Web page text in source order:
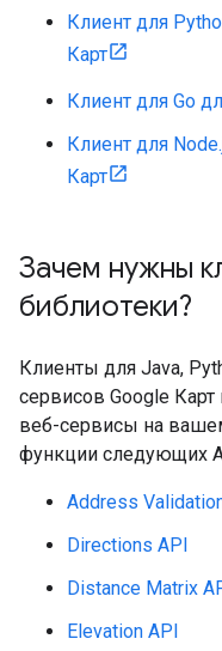
Клиент для
Карт
Клиент для Go
Клиент для
Карт
Зачем нужны
библиотеки?
Клиенты для Java,
сервисов Google
веб-сервисы на
функции следующих
Address
Directions API
Distance Matrix
Elevation API